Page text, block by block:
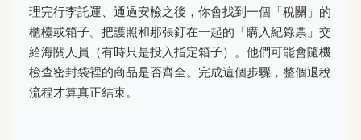
理完行李託運、通過安檢之後，你會找到一個「稅關」的
櫃檯或箱子。把護照和那張釘在一起的「購入紀錄票」交
給海關人員（有時只是投入指定箱子）。他們可能會隨機
檢查密封袋裡的商品是否齊全。完成這個步驟，整個退稅
流程才算真正結束。